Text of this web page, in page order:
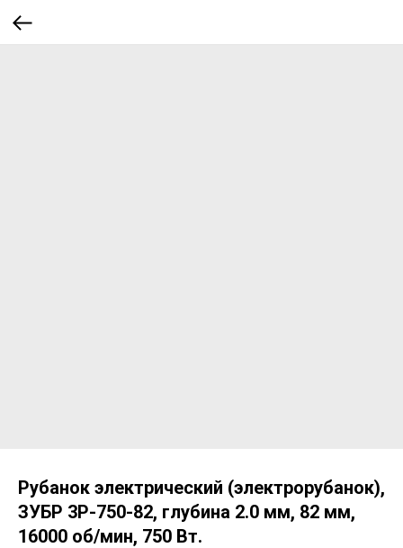
Рубанок электрический (электрорубанок),
ЗУБР 3Р-750-82, глубина 2.0 мм, 82 мм,
16000 об/мин, 750 Вт.